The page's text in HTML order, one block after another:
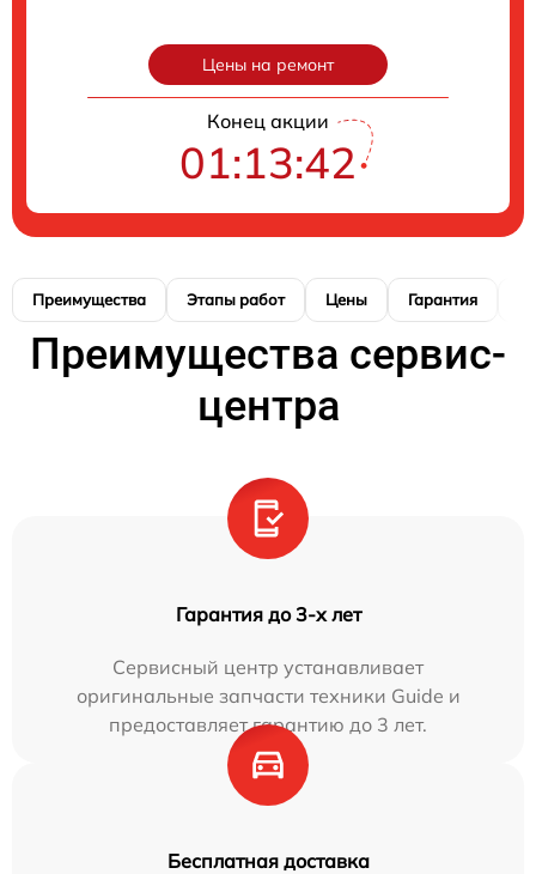
Цены на ремонт
Конец акции
01:13:41
Преимущества Этапы работ Цены Гарантия
Преимущества сервис-
центра
Гарантия до 3-х лет
Сервисный центр устанавливает
оригинальные запчасти техники Guide и
предоставляет гарантию до 3 лет.
Бесплатная доставка